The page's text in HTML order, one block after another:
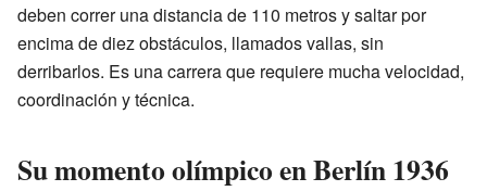
deben correr una distancia de 110 metros y saltar por
encima de diez obstáculos, llamados vallas, sin
derribarlos. Es una carrera que requiere mucha velocidad,
coordinación y técnica.
Su momento olímpico en Berlín 1936